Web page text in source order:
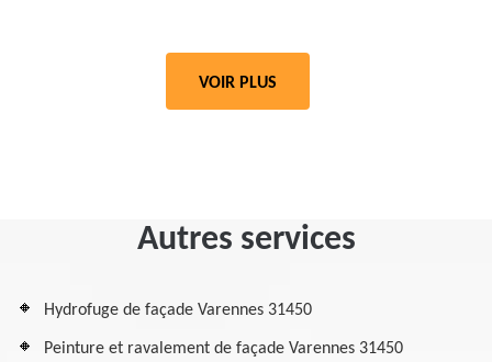
VOIR PLUS
Autres services
Hydrofuge de façade Varennes 31450
Peinture et ravalement de façade Varennes 31450